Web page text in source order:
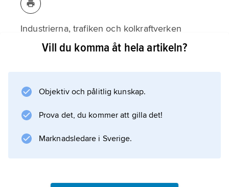
Industrierna, trafiken och kolkraftverken
släpper ut luftföroreningar, och solen är ofta
världen finns i Kina, även om det är på väg att
förändras. Svaveldioxid från kolkraftverken
sur nederbörd
Vill du komma åt hela artikeln?
Objektiv och pålitlig kunskap.
Prova det, du kommer att gilla det!
Marknadsledare i Sverige.